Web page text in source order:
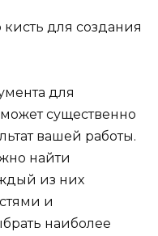
для
существенно
вашей работы.
найти
из них
и
наиболее